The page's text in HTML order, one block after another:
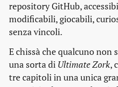
repository GitHub,
modificabili, giocabili,
senza vincoli.
E chissà che qualcuno non
una sorta di Ultimate Zork,
tre capitoli in una unica